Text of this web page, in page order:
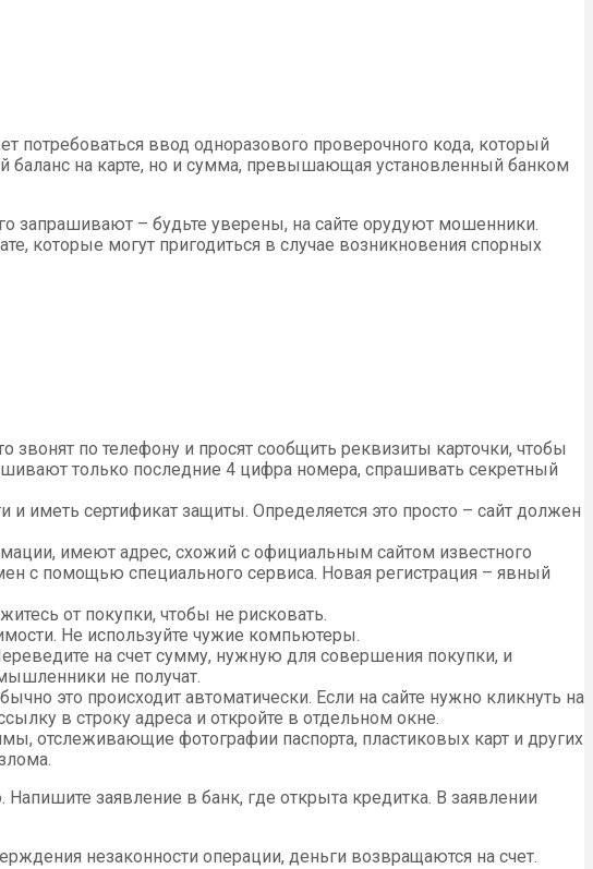
потребоваться ввод одноразового проверочного кода, который
баланс на карте, но и сумма, превышающая установленный банком
запрашивают – будьте уверены, на сайте орудуют мошенники.
которые могут пригодиться в случае возникновения спорных
по телефону и просят сообщить реквизиты карточки, чтобы
только последние 4 цифра номера, спрашивать секретный
иметь сертификат защиты. Определяется это просто – сайт должен
имеют адрес, схожий с официальным сайтом известного
с помощью специального сервиса. Новая регистрация – явный
от покупки, чтобы не рисковать.
Не используйте чужие компьютеры.
на счет сумму, нужную для совершения покупки, и
не получат.
это происходит автоматически. Если на сайте нужно кликнуть на
в строку адреса и откройте в отдельном окне.
отслеживающие фотографии паспорта, пластиковых карт и других
заявление в банк, где открыта кредитка. В заявлении
незаконности операции, деньги возвращаются на счет.